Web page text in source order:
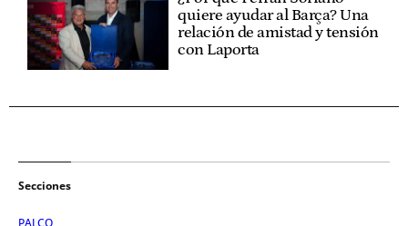
quiere ayudar al Barça? Una
relación de amistad y tensión
con Laporta
Secciones
PALCO